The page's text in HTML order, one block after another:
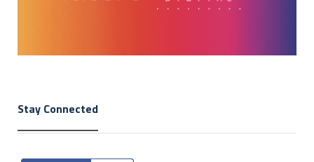
Stay Connected